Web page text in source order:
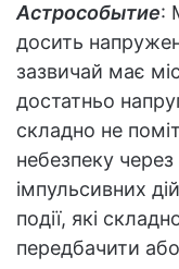
Астрособытие:
досить
зазвичай має
достатньо
складно не
небезпеку через
імпульсивних
події, які
передбачити